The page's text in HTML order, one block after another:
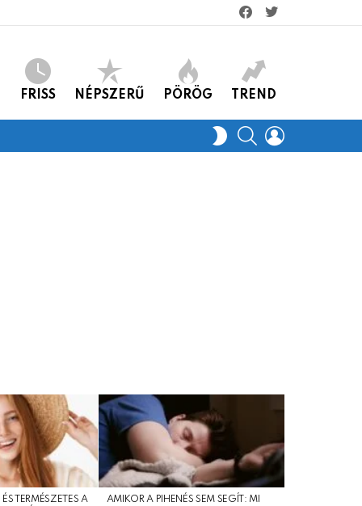
facebooktwitter
FRISS NÉPSZERŰ PÖRÖG TREND
SWITCH
SKIN
KERES
TERMÉSZETES A
AMIKOR A PIHENÉS SEM SEGÍT: MI